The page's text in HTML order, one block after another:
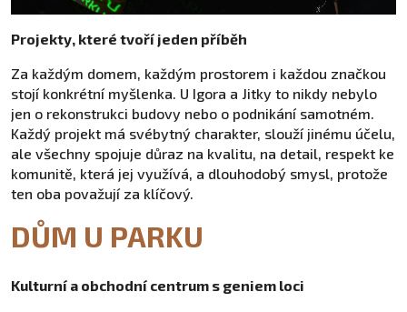
Projekty, které tvoří jeden příběh
Za každým domem, každým prostorem i každou značkou
stojí konkrétní myšlenka. U Igora a Jitky to nikdy nebylo
jen o rekonstrukci budovy nebo o podnikání samotném.
Každý projekt má svébytný charakter, slouží jinému účelu,
ale všechny spojuje důraz na kvalitu, na detail, respekt ke
komunitě, která jej využívá, a dlouhodobý smysl, protože
ten oba považují za klíčový.
DŮM U PARKU
Kulturní a obchodní centrum s geniem loci